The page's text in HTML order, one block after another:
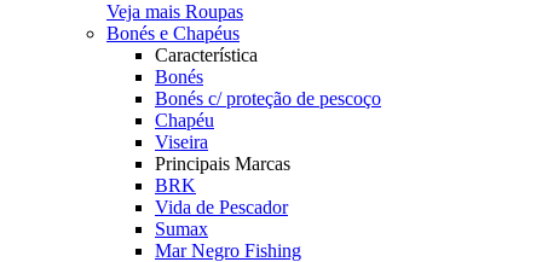
Veja mais Roupas
Bonés e Chapéus
Característica
Bonés
Bonés c/ proteção de pescoço
Chapéu
Viseira
Principais Marcas
BRK
Vida de Pescador
Sumax
Mar Negro Fishing